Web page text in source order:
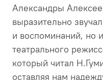
Александры
выразительно
и воспоминаний, но
театрального
который читал
оставляя нам